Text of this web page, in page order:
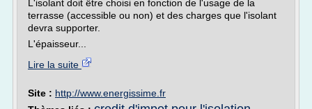
L'isolant doit être choisi en fonction de l'usage de la
terrasse (accessible ou non) et des charges que l'isolant
devra supporter.
L'épaisseur...
Lire la suite
Site : http://www.energissime.fr